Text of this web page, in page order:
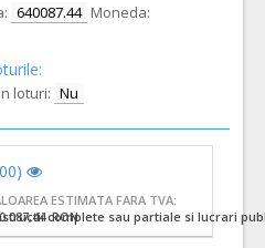
640087.44 Moneda:
loturi: Nu
complete sau partiale si lucrari
ESTIMATA FARA TVA:
RON